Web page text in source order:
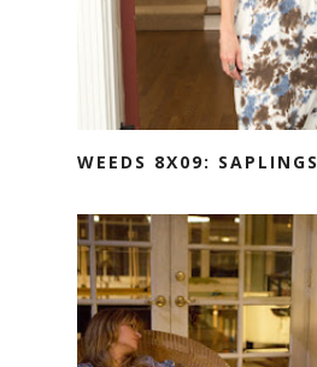
WEEDS 8X09: SAPLINGS